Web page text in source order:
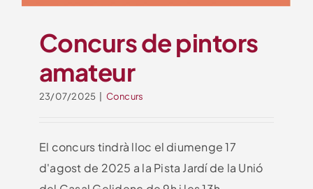
Concurs de pintors
amateur
23/07/2025 Concurs
El concurs tindrà lloc el diumenge 17
d'agost de 2025 a la Pista Jardí de la Unió